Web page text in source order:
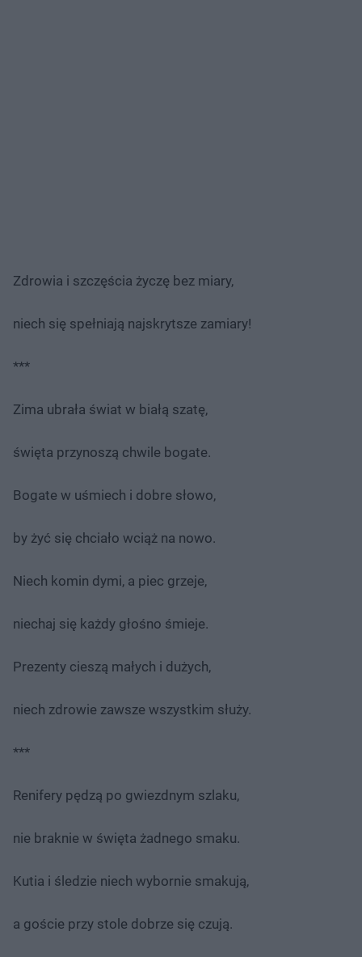
Zdrowia i szczęścia życzę bez miary,
niech się spełniają najskrytsze zamiary!
***
Zima ubrała świat w białą szatę,
święta przynoszą chwile bogate.
Bogate w uśmiech i dobre słowo,
by żyć się chciało wciąż na nowo.
Niech komin dymi, a piec grzeje,
niechaj się każdy głośno śmieje.
Prezenty cieszą małych i dużych,
niech zdrowie zawsze wszystkim służy.
***
Renifery pędzą po gwiezdnym szlaku,
nie braknie w święta żadnego smaku.
Kutia i śledzie niech wybornie smakują,
a goście przy stole dobrze się czują.